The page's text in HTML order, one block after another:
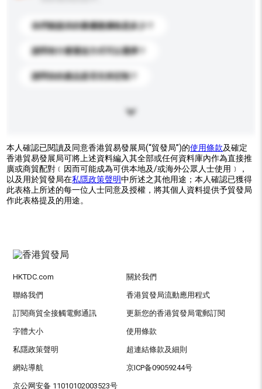
你們能提供的最優惠價格是多少？
請問有什麼運送方式可以選擇？
請問你的產品是否支持定制？
本人確認已閱讀及同意香港貿易發展局(“貿發局”)的使用條款及確定
香港貿易發展局可將上述資料編入其全部或任何資料庫內作為直接推
廣或商貿配對﹝因而可能成為可供本地及/或海外公眾人士使用﹞，
以及用於貿發局在私隱政策聲明中所述之其他用途；本人確認已獲得
此表格上所述的每一位人士同意及授權，將其個人資料提供予貿發局
作此表格提及的用途。
HKTDC.com 關於我們
聯絡我們 香港貿發局流動應用程式
訂閱商貿全接觸電郵通訊 更新您的香港貿發局電郵訂閱
字體大小 使用條款
私隱政策聲明 超連結條款及細則
網站導航 京ICP备09059244号
京公网安备 11010102003523号